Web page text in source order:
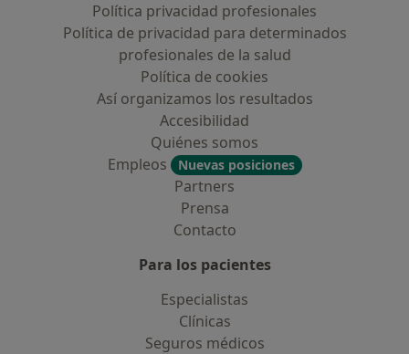
Política privacidad profesionales
Política de privacidad para determinados
profesionales de la salud
Política de cookies
Así organizamos los resultados
Accesibilidad
Quiénes somos
Empleos
Nuevas posiciones
Partners
Prensa
Contacto
Para los pacientes
Especialistas
Clínicas
Seguros médicos